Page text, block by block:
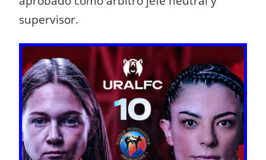
supervisor.